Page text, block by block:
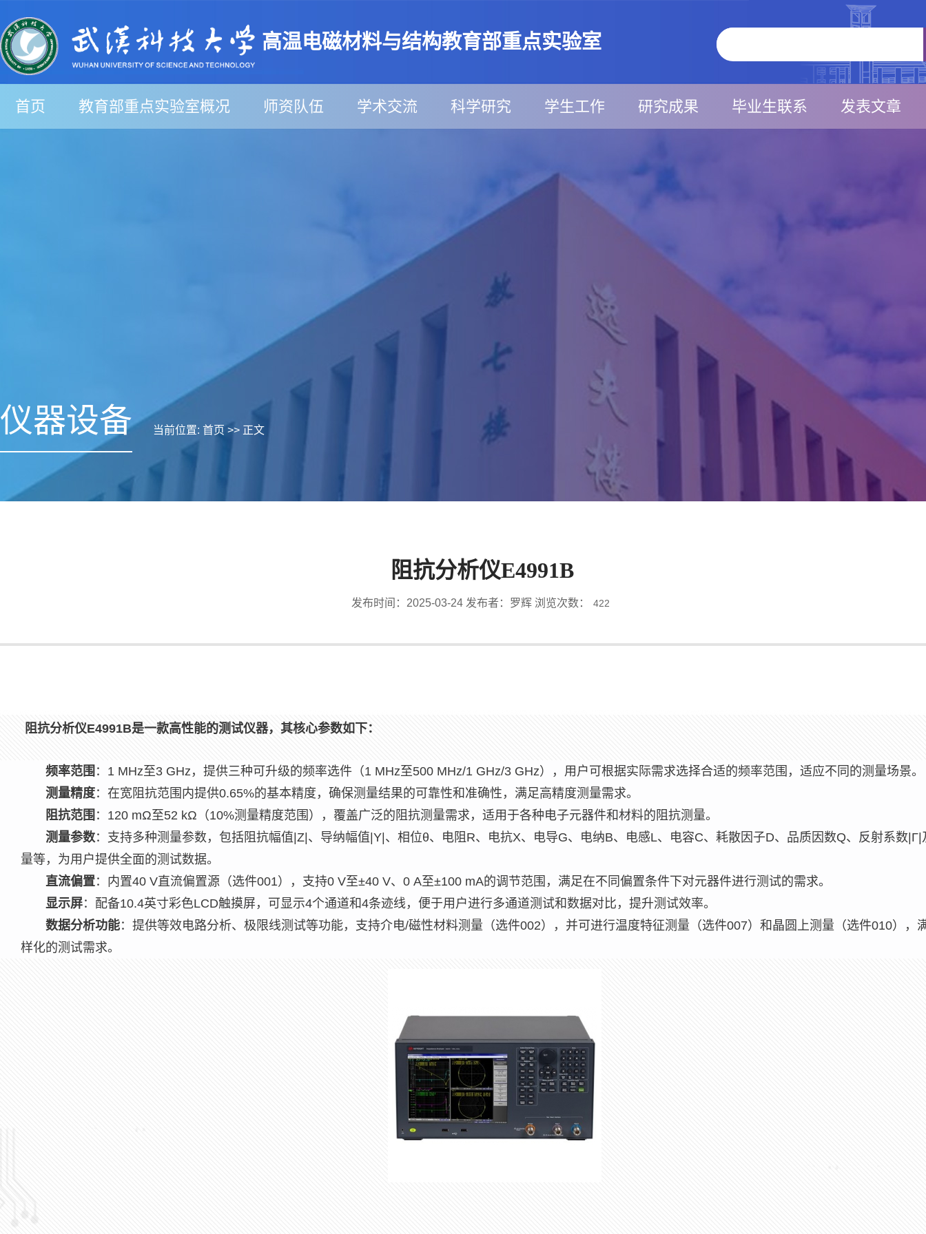
高温电磁材料与结构教育部重点实验室
首页 教育部重点实验室概况 师资队伍 学术交流 科学研究 学生工作 研究成果 毕业生联系 发表文章
仪器设备 当前位置: 首页 >> 正文
阻抗分析仪E4991B
发布时间：2025-03-24 发布者：罗辉 浏览次数： 422
阻抗分析仪E4991B是一款高性能的测试仪器，其核心参数如下：
频率范围 ：1 MHz至3 GHz，提供三种可升级的频率选件（1 MHz至500 MHz/1 GHz/3 GHz），用户可根据实际需求选择合适的频率范围，适应不同的测量场景。
测量精度：在宽阻抗范围内提供0.65%的基本精度，确保测量结果的可靠性和准确性，满足高精度测量需求。
阻抗范围 ：120 mΩ至52 kΩ（10%测量精度范围），覆盖广泛的阻抗测量需求，适用于各种电子元器件和材料的阻抗测量。
测量参数：支持多种测量参数，包括阻抗幅值|Z|、导纳幅值|Y|、相位θ、电阻R、电抗X、电导G、电纳B、电感L、电容C、耗散因子D、品质因数Q、反射系数|Γ|
量等，为用户提供全面的测试数据。
直流偏置：内置40 V直流偏置源（选件001），支持0 V至±40 V、0 A至±100 mA的调节范围，满足在不同偏置条件下对元器件进行测试的需求。
显示屏：配备10.4英寸彩色LCD触摸屏，可显示4个通道和4条迹线，便于用户进行多通道测试和数据对比，提升测试效率。
数据分析功能：提供等效电路分析、极限线测试等功能，支持介电/磁性材料测量（选件002），并可进行温度特征测量（选件007）和晶圆上测量（选件010），
样化的测试需求。